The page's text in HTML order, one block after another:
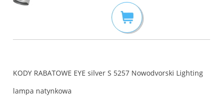
KODY RABATOWE EYE silver S 5257 Nowodvorski Lighting
lampa natynkowa